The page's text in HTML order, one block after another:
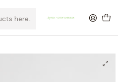
compras para Portugal superiores a